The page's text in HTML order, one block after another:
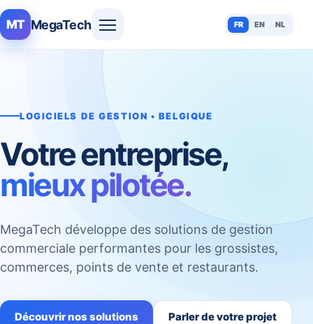
MT MegaTech FR EN NL
LOGICIELS DE GESTION • BELGIQUE
Votre entreprise,
mieux pilotée.
MegaTech développe des solutions de gestion
commerciale performantes pour les grossistes,
commerces, points de vente et restaurants.
Découvrir nos solutions Parler de votre projet